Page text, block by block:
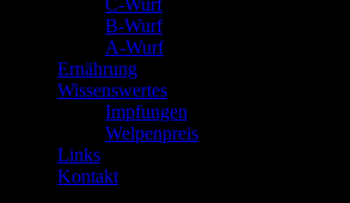
C-Wurf
B-Wurf
A-Wurf
Ernährung
Wissenswertes
Impfungen
Welpenpreis
Links
Kontakt